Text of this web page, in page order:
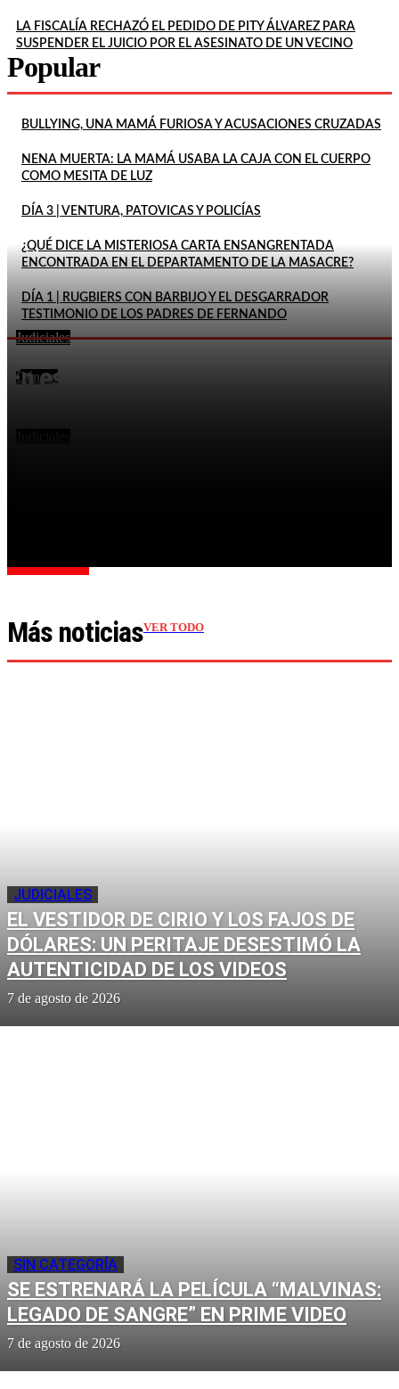
LA FISCALÍA RECHAZÓ EL PEDIDO DE PITY ÁLVAREZ PARA
SUSPENDER EL JUICIO POR EL ASESINATO DE UN VECINO
Popular
BULLYING, UNA MAMÁ FURIOSA Y ACUSACIONES CRUZADAS
NENA MUERTA: LA MAMÁ USABA LA CAJA CON EL CUERPO
COMO MESITA DE LUZ
DÍA 3 | VENTURA, PATOVICAS Y POLICÍAS
¿QUÉ DICE LA MISTERIOSA CARTA ENSANGRENTADA
ENCONTRADA EN EL DEPARTAMENTO DE LA MASACRE?
DÍA 1 | RUGBIERS CON BARBIJO Y EL DESGARRADOR
TESTIMONIO DE LOS PADRES DE FERNANDO
En este momento
Judiciales
INQUILINOS DE BARRELIER
Género
Más noticiasVER TODO
JUDICIALES
EL VESTIDOR DE CIRIO Y LOS FAJOS DE
DÓLARES: UN PERITAJE DESESTIMÓ LA
AUTENTICIDAD DE LOS VIDEOS
7 de agosto de 2026
SIN CATEGORÍA
SE ESTRENARÁ LA PELÍCULA “MALVINAS:
LEGADO DE SANGRE” EN PRIME VIDEO
7 de agosto de 2026